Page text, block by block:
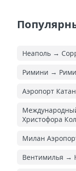
Неаполь →
Римини →
Аэропорт
Христофора
Милан
Вентимилья →